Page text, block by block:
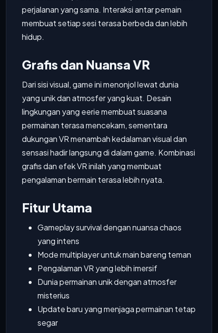
perjalanan yang sama. Interaksi antar pemain
membuat setiap sesi terasa berbeda dan lebih
hidup.
Grafis dan Nuansa VR
Dari sisi visual, game ini menonjol lewat dunia
yang unik dan atmosfer yang kuat. Desain
lingkungan yang eerie membuat suasana
permainan terasa mencekam, sementara
dukungan VR menambah kedalaman visual dan
sensasi hadir langsung di dalam game. Kombinasi
grafis dan efek VR inilah yang membuat
pengalaman bermain terasa lebih nyata.
Fitur Utama
Gameplay survival dengan nuansa chaos
yang intens
Mode multiplayer untuk main bareng teman
Pengalaman VR yang lebih imersif
Dunia permainan unik dengan atmosfer
misterius
Update baru yang menjaga permainan tetap
segar